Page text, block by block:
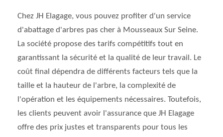
Chez JH Elagage, vous pouvez profiter d'un service
d'abattage d'arbres pas cher à Mousseaux Sur Seine.
La société propose des tarifs compétitifs tout en
garantissant la sécurité et la qualité de leur travail. Le
coût final dépendra de différents facteurs tels que la
taille et la hauteur de l'arbre, la complexité de
l'opération et les équipements nécessaires. Toutefois,
les clients peuvent avoir l'assurance que JH Elagage
offre des prix justes et transparents pour tous les